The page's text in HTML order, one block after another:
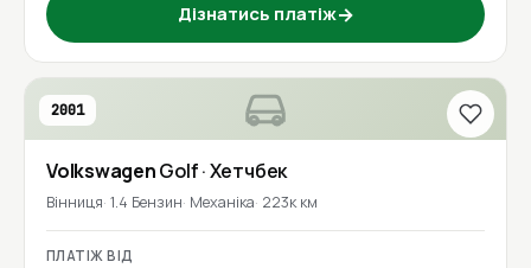
Дізнатись платіж→
2001
VolkswagenGolf· Хетчбек
Вінниця 1.4 Бензин Механіка 223к км
ПЛАТІЖ ВІД